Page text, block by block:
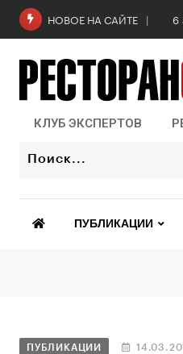
НОВОЕ НА САЙТЕ 6
КЛУБ ЭКСПЕРТОВ
ПУБЛИКАЦИИ
ПУБЛИКАЦИИ